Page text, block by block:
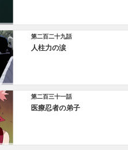
第二百二十九話
人柱力の涙
第二百三十一話
医療忍者の弟子